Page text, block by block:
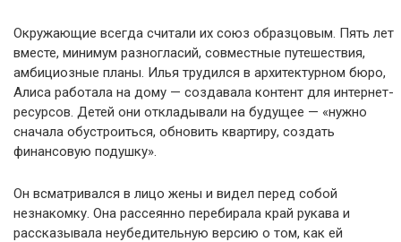
Окружающие всегда считали их союз образцовым. Пять лет
вместе, минимум разногласий, совместные путешествия,
амбициозные планы. Илья трудился в архитектурном бюро,
Алиса работала на дому — создавала контент для интернет-
ресурсов. Детей они откладывали на будущее — «нужно
сначала обустроиться, обновить квартиру, создать
финансовую подушку».
Он всматривался в лицо жены и видел перед собой
незнакомку. Она рассеянно перебирала край рукава и
рассказывала неубедительную версию о том, как ей